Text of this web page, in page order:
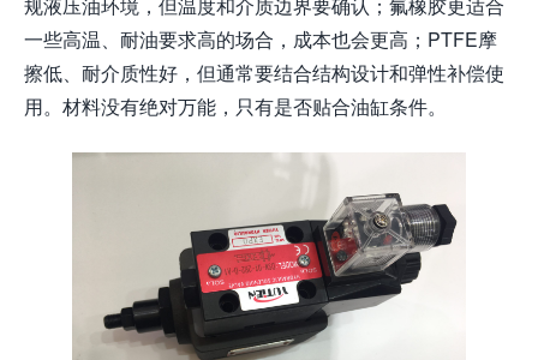
规液压油环境，但温度和介质边界要确认；氟橡胶更适合
一些高温、耐油要求高的场合，成本也会更高；PTFE摩
擦低、耐介质性好，但通常要结合结构设计和弹性补偿使
用。材料没有绝对万能，只有是否贴合油缸条件。